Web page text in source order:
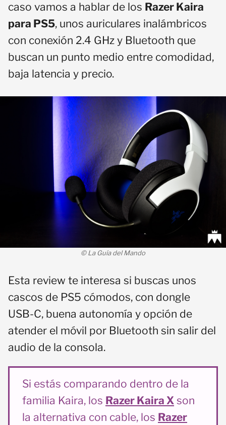
caso vamos a hablar de los Razer Kaira
para PS5, unos auriculares inalámbricos
con conexión 2.4 GHz y Bluetooth que
buscan un punto medio entre comodidad,
baja latencia y precio.
© La Guía del Mando
Esta review te interesa si buscas unos
cascos de PS5 cómodos, con dongle
USB-C, buena autonomía y opción de
atender el móvil por Bluetooth sin salir del
audio de la consola.
Si estás comparando dentro de la
familia Kaira, los Razer Kaira X son
la alternativa con cable, los Razer